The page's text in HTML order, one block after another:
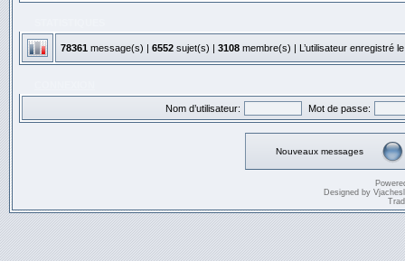
78361 message(s) | 6552 sujet(s) | 3108 membre(s) | L’utilisateur enregistré
Nom d’utilisateur: Mot de passe:
Nouveaux messages
Designed by